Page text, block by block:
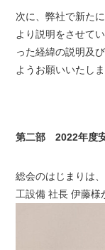
次に、弊社で新た
より説明をさせて
った経緯の説明及
ようお願いいたしま
第二部 2022年度
総会のはじまりは
工設備 社長 伊藤様